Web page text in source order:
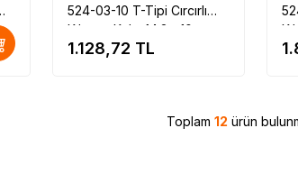
524-03-10 T-Tipi Cırcırlı
Kılavuz Kolu, M 3 - 10,
85mm
1.128,72 TL
Toplam 12 ürün